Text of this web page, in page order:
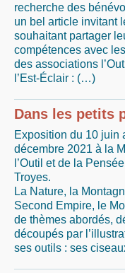
recherche des
un bel article invitant
souhaitant partager
compétences avec
des associations
l’Est-Éclair : (…)
Dans les petits
Exposition du 10 juin
décembre 2021 à la
l’Outil et de la
Troyes.
La Nature, la
Second Empire, le
de thèmes abordés,
découpés par
ses outils : ses